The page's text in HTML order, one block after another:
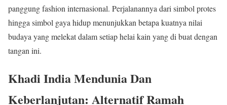
panggung fashion internasional. Perjalanannya dari simbol protes
hingga simbol gaya hidup menunjukkan betapa kuatnya nilai
budaya yang melekat dalam setiap helai kain yang di buat dengan
tangan ini.
Khadi India Mendunia Dan
Keberlanjutan: Alternatif Ramah